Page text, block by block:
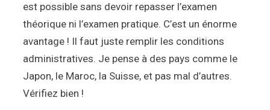
est possible sans devoir repasser l’examen
théorique ni l’examen pratique. C’est un énorme
avantage ! Il faut juste remplir les conditions
administratives. Je pense à des pays comme le
Japon, le Maroc, la Suisse, et pas mal d’autres.
Vérifiez bien !